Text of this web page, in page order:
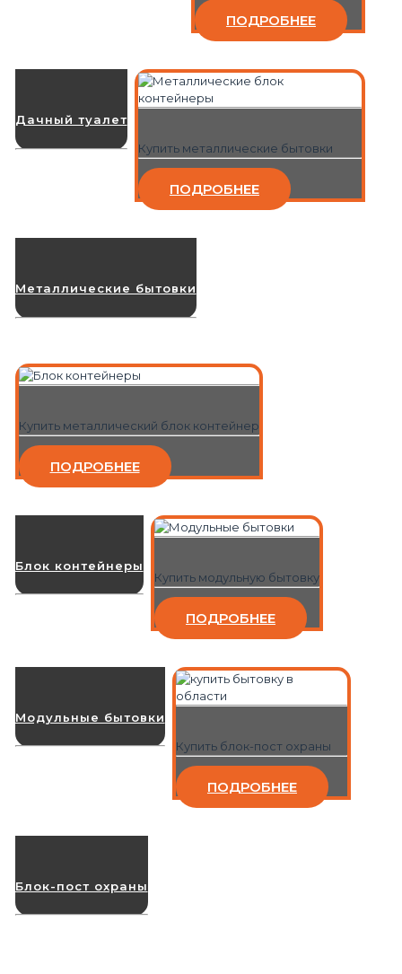
ПОДРОБНЕЕ
Дачный туалет
Купить металлические бытовки
ПОДРОБНЕЕ
Металлические бытовки
Купить металлический блок контейнер
ПОДРОБНЕЕ
Блок контейнеры
Купить модульную бытовку
ПОДРОБНЕЕ
Модульные бытовки
Купить блок-пост охраны
ПОДРОБНЕЕ
Блок-пост охраны